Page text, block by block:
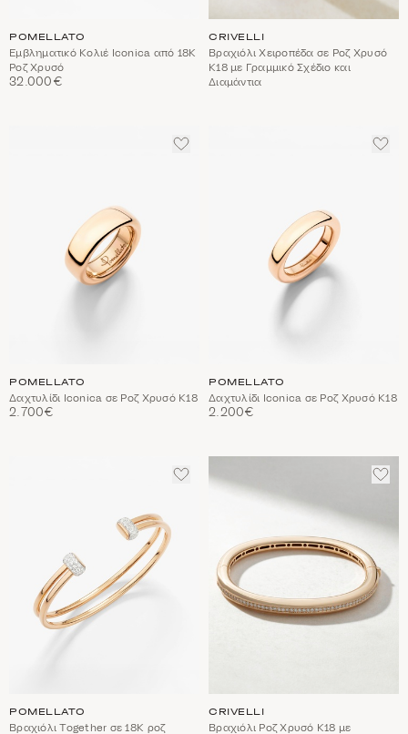
POMELLATO
Εμβληματικό Κολιέ Iconica από 18Κ
Ροζ Χρυσό
32.000€
CRIVELLI
Βραχιόλι Χειροπέδα σε Ροζ Χρυσό
Κ18 με Γραμμικό Σχέδιο και
Διαμάντια
ΠΡΟΣΘΈΣΤΕ
POMELLATO
Δαχτυλίδι Iconica σε Ροζ Χρυσό Κ18
2.700€
POMELLATO
Δαχτυλίδι Iconica σε Ροζ Χρυσό Κ18
2.200€
ΠΡΟΣΘΈΣΤΕ
ΣΤΑ
POMELLATO
Βραχιόλι Together σε 18Κ ροζ
ΣΤΑ
CRIVELLI
Βραχιόλι Ροζ Χρυσό Κ18 με